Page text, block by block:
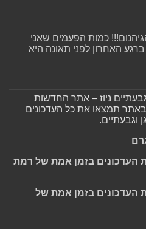
כמות הפעמים שאני
האחרון לפני תאונה היא
ניוז – אתר החדשות
תמצאו את כל העדכונים
וגבעתיים.
העדכונים בזמן אמת של רמת
העדכונים בזמן אמת של